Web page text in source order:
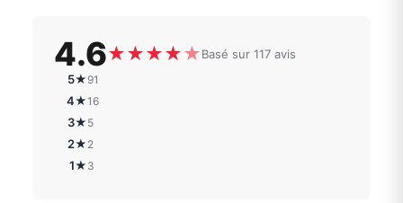
4.6★★★★★Basé sur 117 avis
5★ 91
4★16
3★ 5
2★ 2
1★ 3